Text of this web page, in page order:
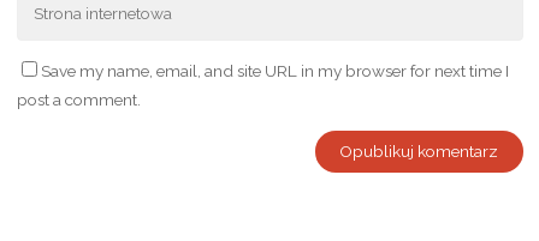
Save my name, email, and site URL in my browser for next time I
post a comment.